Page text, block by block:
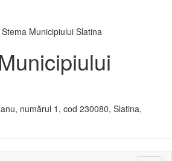
numărul 1, cod 230080, Slatina,